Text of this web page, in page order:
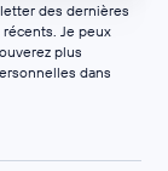
des dernières
Je peux
plus
dans